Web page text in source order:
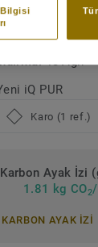
Tip 1
43 Ağır
iQ PUR
Karo (1 ref.)
Ayak İzi
1.81 kg CO2
AYAK IZI
Bilgisi